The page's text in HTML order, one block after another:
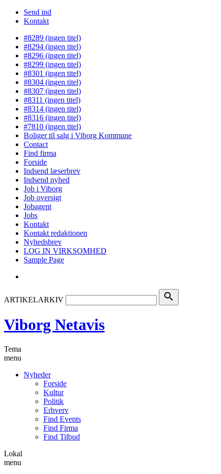
Send ind
Kontakt
#8289 (ingen titel)
#8294 (ingen titel)
#8296 (ingen titel)
#8299 (ingen titel)
#8301 (ingen titel)
#8304 (ingen titel)
#8307 (ingen titel)
#8311 (ingen titel)
#8314 (ingen titel)
#8316 (ingen titel)
#7810 (ingen titel)
Boliger til salg i Viborg Kommune
Contact
Find firma
Forside
Indsend læserbrev
Indsend nyhed
Job i Viborg
Job oversigt
Jobagent
Jobs
Kontakt
Kontakt redaktionen
Nyhedsbrev
LOG IN VIRKSOMHED
Sample Page
ARTIKELARKIV search
Viborg Netavis
Tema
menu
Nyheder
Forside
Kultur
Politik
Erhverv
Find Events
Find Firma
Find Tilbud
Lokal
menu